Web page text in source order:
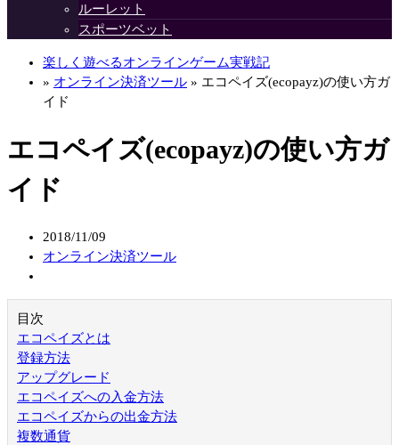
ルーレット
スポーツベット
楽しく遊べるオンラインゲーム実戦記
» オンライン決済ツール » エコペイズ(ecopayz)の使い方ガ
イド
エコペイズ(ecopayz)の使い方ガ
イド
2018/11/09
オンライン決済ツール
目次
エコペイズとは
登録方法
アップグレード
エコペイズへの入金方法
エコペイズからの出金方法
複数通貨